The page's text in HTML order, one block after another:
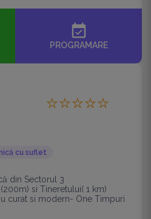
event_available
PROGRAMARE
cu suflet
din Sectorul 3
si Tineretului( 1 km)
curat si modern- One Timpuri